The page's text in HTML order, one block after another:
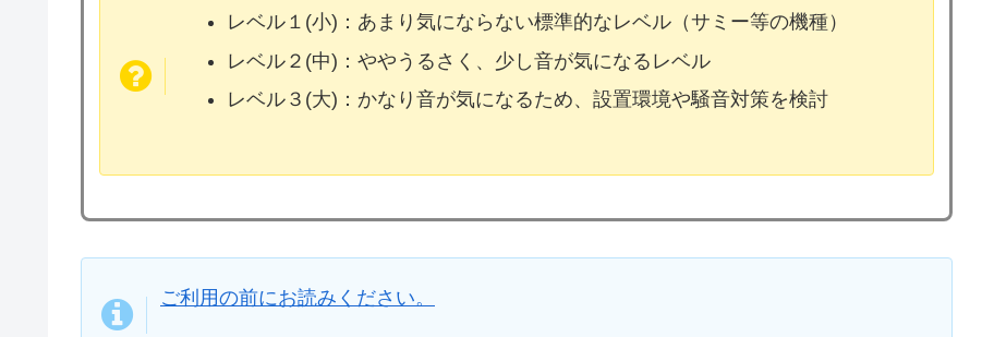
レベル１(小)：あまり気にならない標準的なレベル（サミー等の機種）
レベル２(中)：ややうるさく、少し音が気になるレベル
レベル３(大)：かなり音が気になるため、設置環境や騒音対策を検討
ご利用の前にお読みください。